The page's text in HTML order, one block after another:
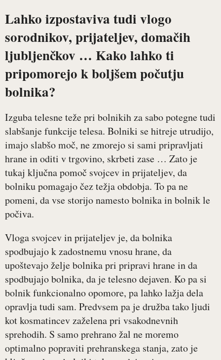
Lahko izpostaviva tudi vlogo
sorodnikov, prijateljev, domačih
ljubljenčkov … Kako lahko ti
pripomorejo k boljšem počutju
bolnika?
Izguba telesne teže pri bolnikih za sabo potegne tudi
slabšanje funkcije telesa. Bolniki se hitreje utrudijo,
imajo slabšo moč, ne zmorejo si sami pripravljati
hrane in oditi v trgovino, skrbeti zase … Zato je
tukaj ključna pomoč svojcev in prijateljev, da
bolniku pomagajo čez težja obdobja. To pa ne
pomeni, da vse storijo namesto bolnika in bolnik le
počiva.
Vloga svojcev in prijateljev je, da bolnika
spodbujajo k zadostnemu vnosu hrane, da
upoštevajo želje bolnika pri pripravi hrane in da
spodbujajo bolnika, da je telesno dejaven. Ko pa si
bolnik funkcionalno opomore, pa lahko lažja dela
opravlja tudi sam. Predvsem pa je družba tako ljudi
kot kosmatincev zaželena pri vsakodnevnih
sprehodih. S samo prehrano žal ne moremo
optimalno popraviti prehranskega stanja, zato je